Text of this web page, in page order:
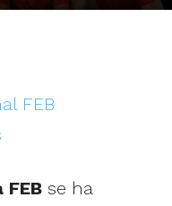
FEB
FEB se ha